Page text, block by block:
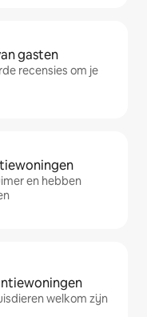
gasten
recensies om je
en hebben
welkom zijn